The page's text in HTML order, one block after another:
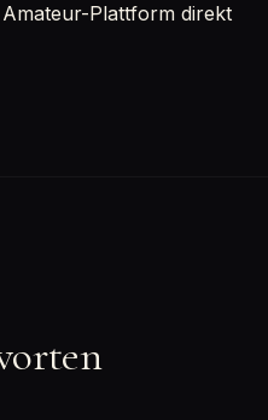
Plattform direkt